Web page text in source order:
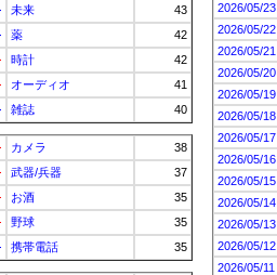
未来
43
薬
42
時計
42
オーディオ
41
雑誌 40
カメラ
38
武器/兵器
37
お酒
35
野球
35
携帯電話 35
2026/05/23
2026/05/22
2026/05/21
2026/05/20
2026/05/19
2026/05/18
2026/05/17
2026/05/16
2026/05/15
2026/05/14
2026/05/13
2026/05/12
2026/05/11